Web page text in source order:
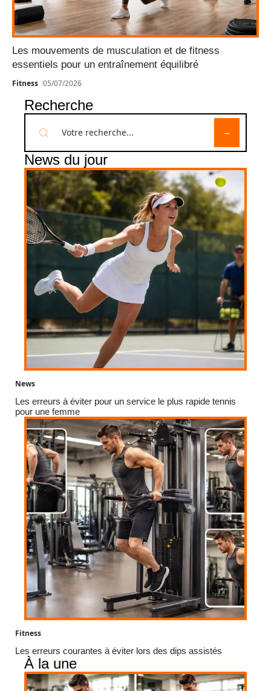
Les mouvements de musculation et de fitness
essentiels pour un entraînement équilibré
Fitness 05/07/2026
Recherche
News du jour
News
Les erreurs à éviter pour un service le plus rapide tennis
pour une femme
Fitness
Les erreurs courantes à éviter lors des dips assistés
À la une